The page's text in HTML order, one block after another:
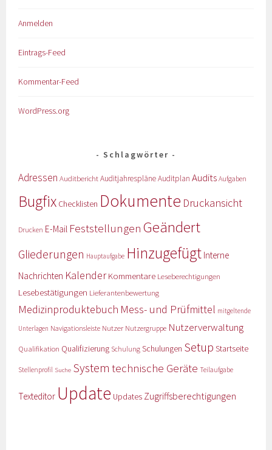
Anmelden
Eintrags-Feed
Kommentar-Feed
WordPress.org
Schlagwörter
Adressen AuditberichtAuditjahrespläneAuditplan Audits Aufgaben
Bugfix Checklisten Dokumente Druckansicht
Drucken E-Mail Feststellungen Geändert
Gliederungen Hauptaufgabe Hinzugefügt Interne
Nachrichten KalenderKommentare Leseberechtigungen
Lesebestätigungen Lieferantenbewertung
Medizinproduktebuch Mess- und Prüfmittel mitgeltende
Unterlagen Navigationsleiste Nutzer Nutzergruppe Nutzerverwaltung
Qualifikation Qualifizierung Schulung Schulungen Setup Startseite
Stellenprofil Suche System technische Geräte Teilaufgabe
Texteditor Update Updates Zugriffsberechtigungen